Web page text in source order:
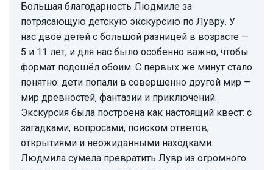
Большая благодарность Людмиле за
потрясающую детскую экскурсию по Лувру. У
нас двое детей с большой разницей в возрасте —
5 и 11 лет, и для нас было особенно важно, чтобы
формат подошёл обоим. С первых же минут стало
понятно: дети попали в совершенно другой мир —
мир древностей, фантазии и приключений.
Экскурсия была построена как настоящий квест: с
загадками, вопросами, поиском ответов,
открытиями и неожиданными находками.
Людмила сумела превратить Лувр из огромного